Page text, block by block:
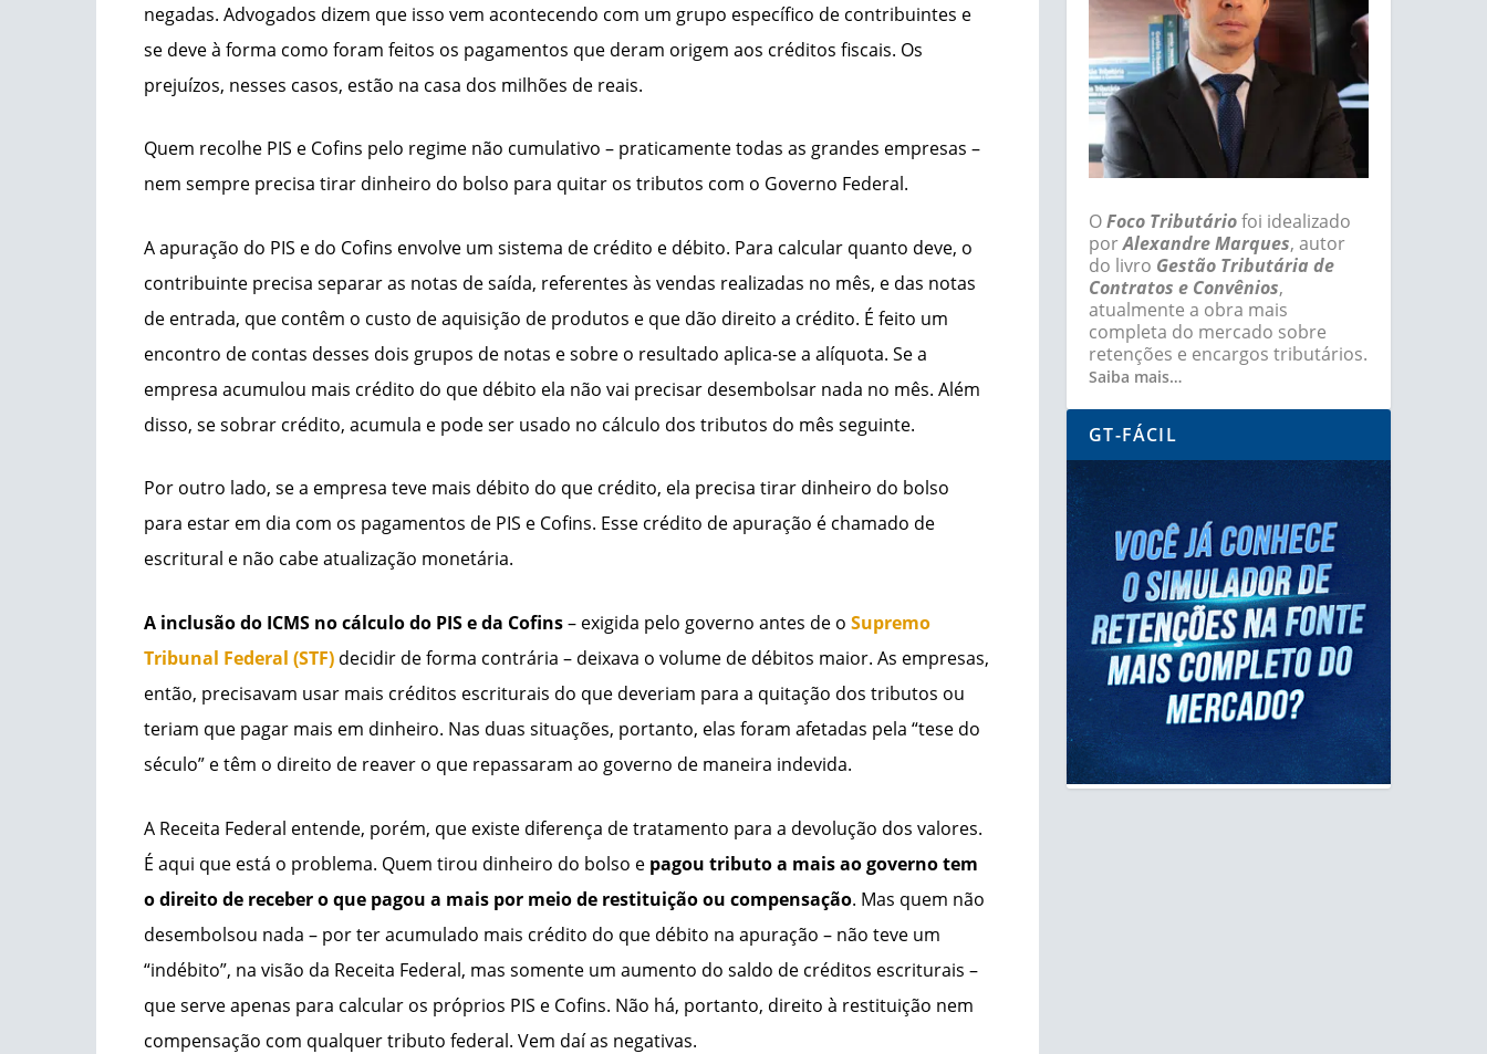
negadas. Advogados dizem que isso vem acontecendo com um grupo específico de contribuintes e
se deve à forma como foram feitos os pagamentos que deram origem aos créditos fiscais. Os
prejuízos, nesses casos, estão na casa dos milhões de reais.
Quem recolhe PIS e Cofins pelo regime não cumulativo – praticamente todas as grandes empresas –
nem sempre precisa tirar dinheiro do bolso para quitar os tributos com o Governo Federal.
A apuração do PIS e do Cofins envolve um sistema de crédito e débito. Para calcular quanto deve, o
contribuinte precisa separar as notas de saída, referentes às vendas realizadas no mês, e das notas
de entrada, que contêm o custo de aquisição de produtos e que dão direito a crédito. É feito um
encontro de contas desses dois grupos de notas e sobre o resultado aplica-se a alíquota. Se a
empresa acumulou mais crédito do que débito ela não vai precisar desembolsar nada no mês. Além
disso, se sobrar crédito, acumula e pode ser usado no cálculo dos tributos do mês seguinte.
Por outro lado, se a empresa teve mais débito do que crédito, ela precisa tirar dinheiro do bolso
para estar em dia com os pagamentos de PIS e Cofins. Esse crédito de apuração é chamado de
escritural e não cabe atualização monetária.
A inclusão do ICMS no cálculo do PIS e da Cofins– exigida pelo governo antes de o Supremo
Tribunal Federal (STF)decidir de forma contrária – deixava o volume de débitos maior. As empresas,
então, precisavam usar mais créditos escriturais do que deveriam para a quitação dos tributos ou
teriam que pagar mais em dinheiro. Nas duas situações, portanto, elas foram afetadas pela “tese do
século” e têm o direito de reaver o que repassaram ao governo de maneira indevida.
A Receita Federal entende, porém, que existe diferença de tratamento para a devolução dos valores.
É aqui que está o problema. Quem tirou dinheiro do bolso e pagou tributo a mais ao governo tem
o direito de receber o que pagou a mais por meio de restituição ou compensação. Mas quem não
desembolsou nada – por ter acumulado mais crédito do que débito na apuração – não teve um
“indébito”, na visão da Receita Federal, mas somente um aumento do saldo de créditos escriturais –
que serve apenas para calcular os próprios PIS e Cofins. Não há, portanto, direito à restituição nem
compensação com qualquer tributo federal. Vem daí as negativas.
OFoco Tributáriofoi idealizado
porAlexandre Marques, autor
do livro Gestão Tributária de
Contratos e Convênios,
atualmente a obra mais
completa do mercado sobre
retenções e encargos tributários.
Saiba mais…
GT-FÁCIL